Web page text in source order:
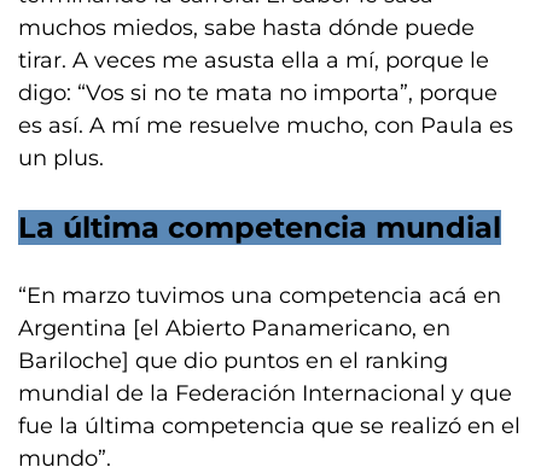
muchos miedos, sabe hasta dónde puede
tirar. A veces me asusta ella a mí, porque le
digo: “Vos si no te mata no importa”, porque
es así. A mí me resuelve mucho, con Paula es
un plus.
La última competencia mundial
“En marzo tuvimos una competencia acá en
Argentina [el Abierto Panamericano, en
Bariloche] que dio puntos en el ranking
mundial de la Federación Internacional y que
fue la última competencia que se realizó en el
mundo”.